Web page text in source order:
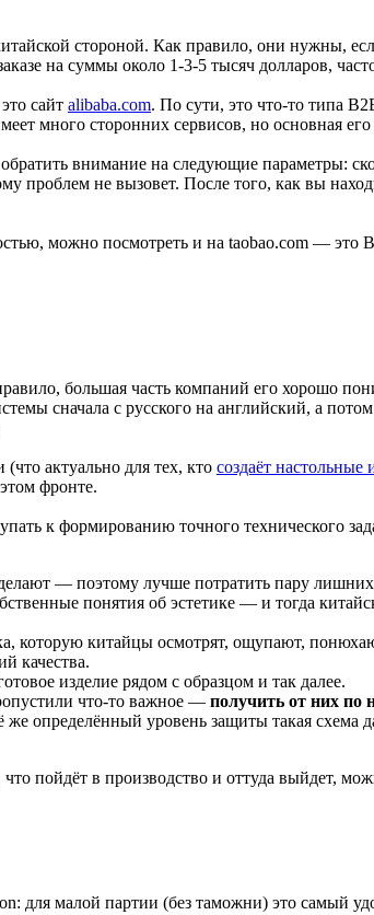
стороной. Как правило, они нужны,
на суммы около 1-3-5 тысяч долларов,
сайт alibaba.com. По сути, это что-то типа
много сторонних сервисов, но основная его
внимание на следующие параметры:
проблем не вызовет. После того, как вы
можно посмотреть и на taobao.com — это
большая часть компаний его хорошо
сначала с русского на английский, а
актуально для тех, кто создаёт настольные
фронте.
к формированию точного технического
— поэтому лучше потратить пару
понятия об эстетике — и тогда
которую китайцы осмотрят, ощупают,
качества.
изделие рядом с образцом и так далее.
что-то важное — получить от них по
определённый уровень защиты такая схема
пойдёт в производство и оттуда выйдет,
для малой партии (без таможни) это самый